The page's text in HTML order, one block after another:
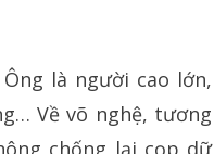
là người cao lớn,
Về võ nghệ, tương
chống lại cọp dữ